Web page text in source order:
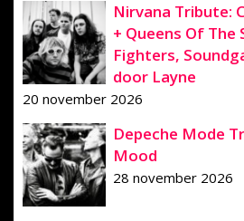
Nirvana Tribute:
+ Queens Of The
Fighters,
door Layne
20 november 2026
Depeche Mode
Mood
28 november 2026